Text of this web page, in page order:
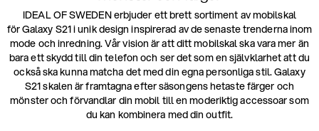
IDEAL OF SWEDEN erbjuder ett brett sortiment av mobilskal
för Galaxy S21 i unik design inspirerad av de senaste trenderna inom
mode och inredning. Vår vision är att ditt mobilskal ska vara mer än
bara ett skydd till din telefon och ser det som en självklarhet att du
också ska kunna matcha det med din egna personliga stil. Galaxy
S21 skalen är framtagna efter säsongens hetaste färger och
mönster och förvandlar din mobil till en moderiktig accessoar som
du kan kombinera med din outfit.